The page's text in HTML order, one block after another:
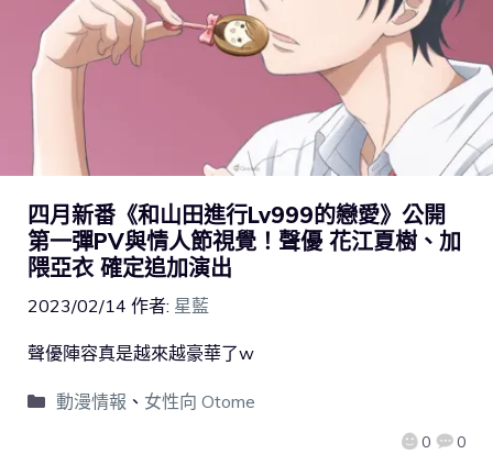
四月新番《和山田進行Lv999的戀愛》公開
第一彈PV與情人節視覺！聲優 花江夏樹、加
隈亞衣 確定追加演出
2023/02/14 作者: 星藍
0 0
聲優陣容真是越來越豪華了w
動漫情報 、 女性向 Otome